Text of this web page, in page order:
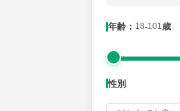
年齢： 18-101歳
性別